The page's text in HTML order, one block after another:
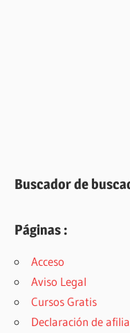
Buscador de
Páginas :
Acceso
Aviso Legal
Cursos Gratis
Declaración de